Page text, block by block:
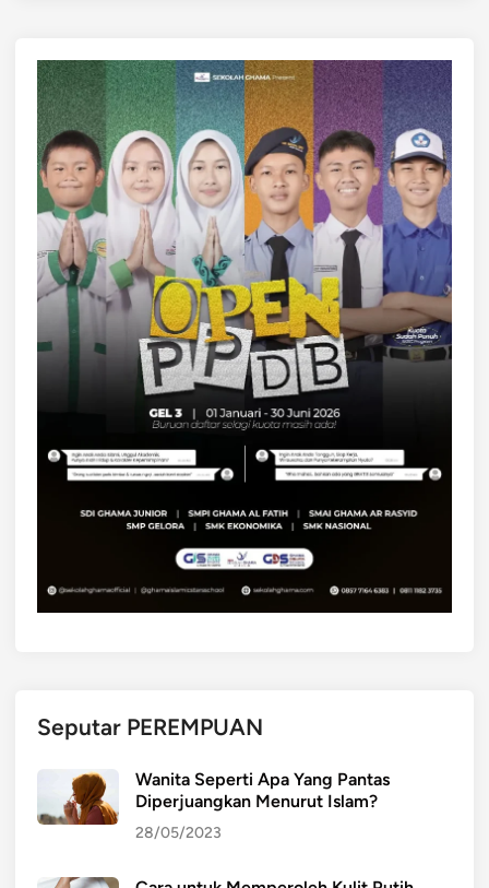
Seputar PEREMPUAN
Wanita Seperti Apa Yang Pantas
Diperjuangkan Menurut Islam?
28/05/2023